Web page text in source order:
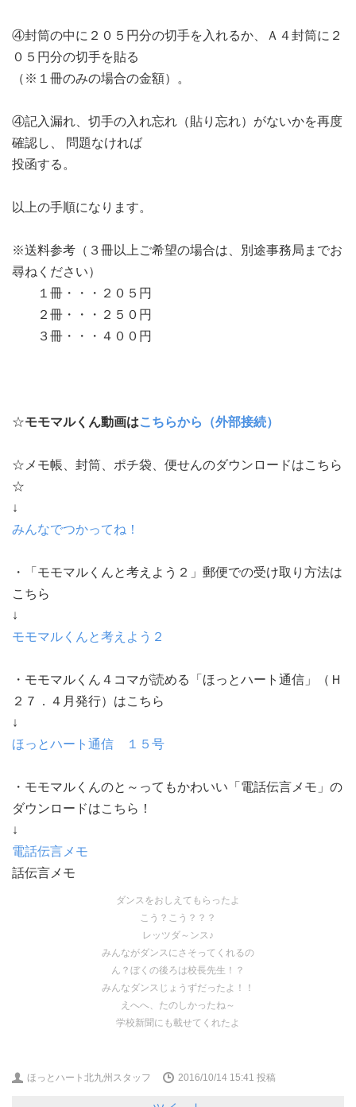
④封筒の中に２０５円分の切手を入れるか、Ａ４封筒に２
０５円分の切手を貼る
（※１冊のみの場合の金額）。
④記入漏れ、切手の入れ忘れ（貼り忘れ）がないかを再度
確認し、 問題なければ
投函する。
以上の手順になります。
※送料参考（３冊以上ご希望の場合は、別途事務局までお
尋ねください）
１冊・・・２０５円
２冊・・・２５０円
３冊・・・４００円
☆モモマルくん動画はこちらから（外部接続）
☆メモ帳、封筒、ポチ袋、便せんのダウンロードはこちら
☆
↓
みんなでつかってね！
・「モモマルくんと考えよう２」郵便での受け取り方法は
こちら
↓
モモマルくんと考えよう２
・モモマルくん４コマが読める「ほっとハート通信」（Ｈ
２７．４月発行）はこちら
↓
ほっとハート通信 １５号
・モモマルくんのと～ってもかわいい「電話伝言メモ」の
ダウンロードはこちら！
↓
電話伝言メモ
話伝言メモ
ダンスをおしえてもらったよ
こう？こう？？？
レッツダ～ンス♪
みんながダンスにさそってくれるの
ん？ぼくの後ろは校長先生！？
みんなダンスじょうずだったよ！！
えへへ、たのしかったね～
学校新聞にも載せてくれたよ
ほっとハート北九州スタッフ 2016/10/14 15:41 投稿